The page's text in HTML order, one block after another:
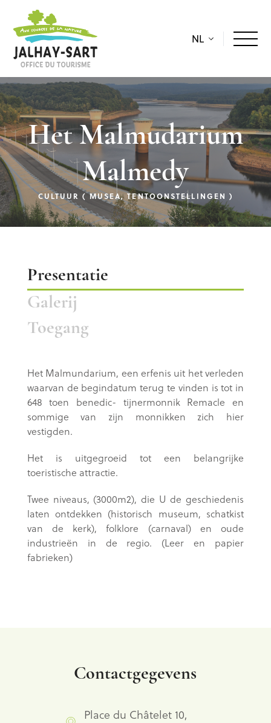
NL
Het Malmudarium
Malmedy
CULTUUR ( MUSEA, TENTOONSTELLINGEN )
Presentatie
Galerij
Toegang
Het Malmundarium, een erfenis uit het verleden
waarvan de begindatum terug te vinden is tot in
648 toen benedic- tijnermonnik Remacle en
sommige van zijn monnikken zich hier
vestigden.
Het is uitgegroeid tot een belangrijke
toeristische attractie.
Twee niveaus, (3000m2), die U de geschiedenis
laten ontdekken (historisch museum, schatkist
van de kerk), folklore (carnaval) en oude
industrieën in de regio. (Leer en papier
fabrieken)
Contactgegevens
Place du Châtelet 10,